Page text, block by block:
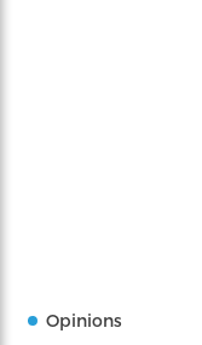
Opinions